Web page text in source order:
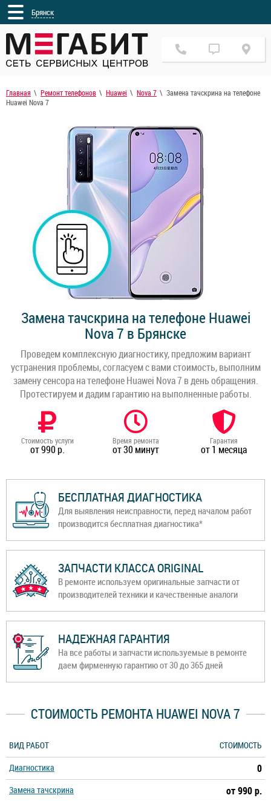
Брянск
Главная Ремонт телефонов Huawei Nova 7
Замена тачскрина на телефоне
Huawei Nova 7
Замена тачскрина на телефоне Huawei
Nova 7 в Брянске
Проведем комплексную диагностику, предложим вариант
устранения проблемы, согласуем с вами стоимость, выполним
замену сенсора на телефоне Huawei Nova 7 в день обращения.
Протестируем и дадим гарантию на выполненные работы.
Стоимость услуги
от 990 р.
Время ремонта
от 30 минут
Гарантия
от 1 месяца
БЕСПЛАТНАЯ ДИАГНОСТИКА
Для выявления неисправности, перед началом работ
производится бесплатная диагностика*
ЗАПЧАСТИ КЛАССА ORIGINAL
В ремонте используем оригинальные запчасти от
производителей техники и качественные аналоги
НАДЕЖНАЯ ГАРАНТИЯ
На все работы и запчасти используемые в ремонте
даем фирменную гарантию от 30 до 365 дней
СТОИМОСТЬ РЕМОНТА HUAWEI NOVA 7
ВИД РАБОТ
СТОИМОСТЬ
Диагностика
0
Замена тачскрина от 990 р.